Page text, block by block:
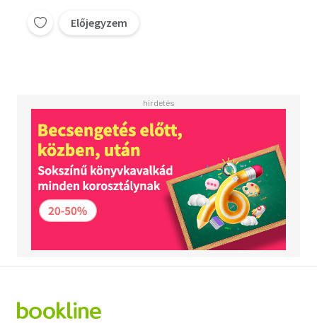
Rossz alvási
időpontból megfelelő
Előjegyzem